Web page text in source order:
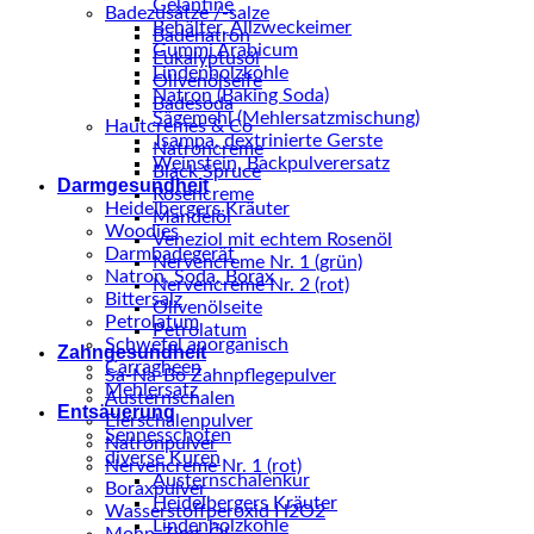
Badezusätze /-salze
Badenatron
Eukalyptusöl
Olivenölseife
Badesoda
Hautcremes & Co
Natroncreme
Black Spruce
Rosencreme
Mandelöl
Veneziol mit echtem Rosenöl
Nervencreme Nr. 1 (grün)
Nervencreme Nr. 2 (rot)
Olivenölseite
Petrolatum
Zahngesundheit
Sa-Na-Bo Zahnpflegepulver
Austernschalen
Eierschalenpulver
Natronpulver
Nervencreme Nr. 1 (rot)
Boraxpulver
Wasserstoffperoxid H2O2
Gelantine
Behälter, Allzweckeimer
Gummi Arabicum
Lindenholzkohle
Natron (Baking Soda)
Sägemehl (Mehlersatzmischung)
Tsampa, dextrinierte Gerste
Weinstein, Backpulverersatz
Darmgesundheit
Heidelbergers Kräuter
Woodies
Darmbadegerät
Natron, Soda, Borax
Bittersalz
Petrolatum
Schwefel anorganisch
Carragheen
Mehlersatz
Entsäuerung
Sennesschoten
diverse Kuren
Austernschalenkur
Heidelbergers Kräuter
Lindenholzkohle